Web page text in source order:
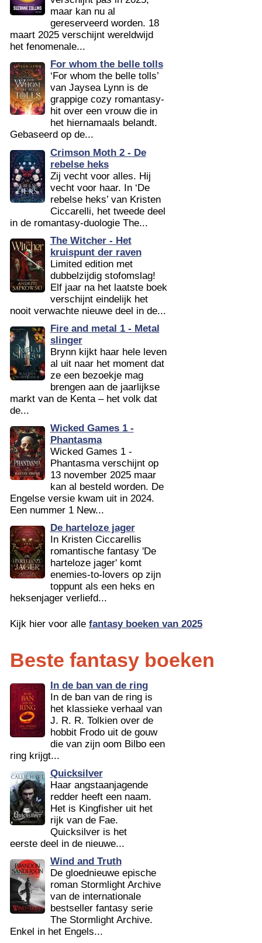
maar kan nu al
gereserveerd worden. 18
maart 2025 verschijnt wereldwijd
het fenomenale...
For whom the belle tolls
‘For whom the belle tolls’
van Jaysea Lynn is de
grappige cozy romantasy-
hit over een vrouw die in
het hiernamaals belandt.
Gebaseerd op de...
Crimson Moth 2 - De
rebelse heks
Zij vecht voor alles. Hij
vecht voor haar. In ‘De
rebelse heks’ van Kristen
Ciccarelli, het tweede deel
in de romantasy-duologie The...
The Witcher - Het
kruispunt der raven
Limited edition met
dubbelzijdig stofomslag!
Elf jaar na het laatste boek
verschijnt eindelijk het
nooit verwachte nieuwe deel in de...
Fire and metal 1 - Metal
slinger
Brynn kijkt haar hele leven
al uit naar het moment dat
ze een bezoekje mag
brengen aan de jaarlijkse
markt van de Kenta – het volk dat
de...
Wicked Games 1 -
Phantasma
Wicked Games 1 -
Phantasma verschijnt op
13 november 2025 maar
kan al besteld worden. De
Engelse versie kwam uit in 2024.
Een nummer 1 New...
De harteloze jager
In Kristen Ciccarellis
romantische fantasy 'De
harteloze jager' komt
enemies-to-lovers op zijn
toppunt als een heks en
heksenjager verliefd...
Kijk hier voor alle fantasy boeken van 2025
Beste fantasy boeken
In de ban van de ring
In de ban van de ring is
het klassieke verhaal van
J. R. R. Tolkien over de
hobbit Frodo uit de gouw
die van zijn oom Bilbo een
ring krijgt...
Quicksilver
Haar angstaanjagende
redder heeft een naam.
Het is Kingfisher uit het
rijk van de Fae.
Quicksilver is het
eerste deel in de nieuwe...
Wind and Truth
De gloednieuwe epische
roman Stormlight Archive
van de internationale
bestseller fantasy serie
The Stormlight Archive.
Enkel in het Engels...